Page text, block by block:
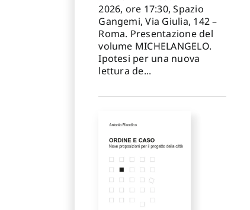
2026, ore 17:30, Spazio
Gangemi, Via Giulia, 142 –
Roma. Presentazione del
volume MICHELANGELO.
Ipotesi per una nuova
lettura de...